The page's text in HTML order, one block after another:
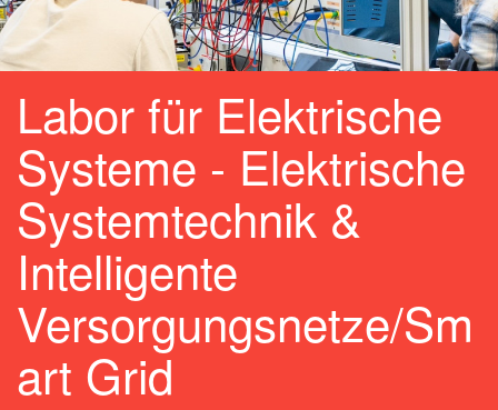
Labor für Elektrische
Systeme - Elektrische
Systemtechnik &
Intelligente
Versorgungsnetze/Sm
art Grid